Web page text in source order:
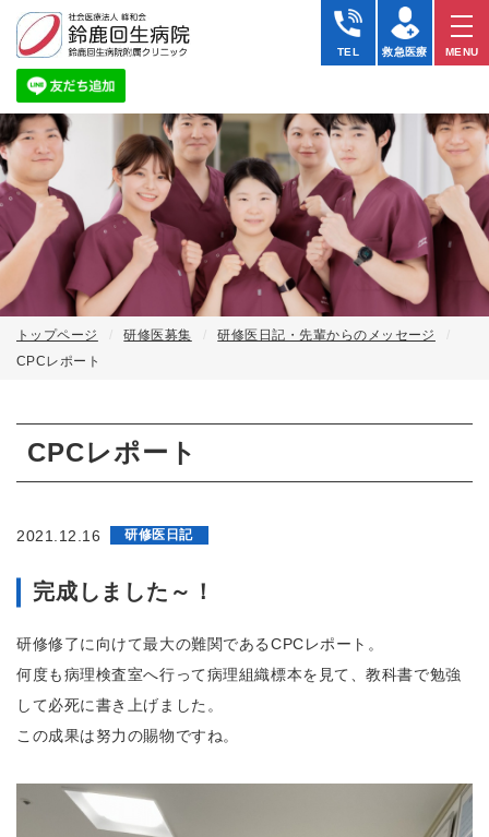
CPC
レ
ポ
ー
ト
｜
研
修
医
日
｜
社
会
医
療
法
人
峰
鈴
鹿
院
生
院
附
属
ク
ニ
ク
TEL 救急医療 MENU
トップページ 研修医募集
研修医日記・先輩からのメッセージ
CPCレポート
CPCレポート
2021.12.16 研修医日記
完成しました～！
研修修了に向けて最大の難関であるCPCレポート。
何度も病理検査室へ行って病理組織標本を見て、教科書で勉強
して必死に書き上げました。
この成果は努力の賜物ですね。